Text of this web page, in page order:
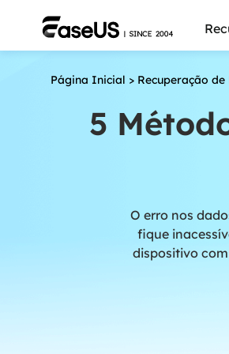
Página Inicial > Recuperação de
5
O erro nos
fique
dispositivo